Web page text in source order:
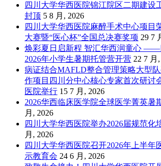
四川大学华西医院锦江院区二期建设
封顶 5 8 月, 2026
四川大学华西医院麻醉手术中心项目
大赛暨“医心杯”全国总决赛奖项 29 7
焕彩夏日启新程 智汇华西润童心 ——
2026年小学生暑期托管营开营 22 7 月
病证结合MAFLD整合管理策略大型
作项目四川分中心核心专家首次研讨
医院举行 15 7 月, 2026
2026华西临床医学院全球医学菁英暑
月, 2026
四川大学华西医院举办2026届规范化
月, 2026
四川大学华西医院召开2026年上半年
示教育会 24 6 月, 2026